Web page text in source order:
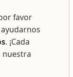
favor
. ¡Cada
nuestra